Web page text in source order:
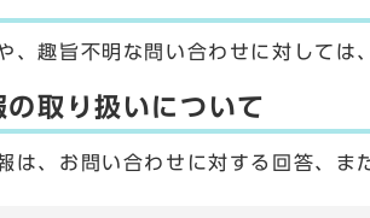
、趣旨不明な問い合わせに対しては
の取り扱いについて
は、お問い合わせに対する回答、